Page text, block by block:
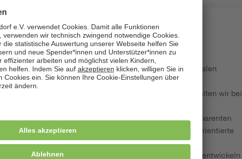
Kompetenzen:
eine Ausbildung als Erzieher*in oderein Studium im sozialen
ist von Vorteil – engagierte Fachkräfte begleiten wir bei
die Leitungsrolle.
Ihr Team mit Offenheit, Authentizität und einer transparenten
das Gemeinschaftsgefühl und fördern eine lösungsorientierte
Sie hinterfragen Ihr eigenes Handeln konstruktiv und entwickeln